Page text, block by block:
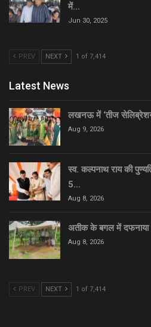
में…
Jun 30, 2025
PREV NEXT 1 of 7,414
Latest News
लखनऊ में ‘तीज
Aug 9, 2026
स्व. कल्पनाथ राय की
5…
Aug 8, 2026
अतीक के बगल में दफनाया
Aug 8, 2026
PREV NEXT 1 of 7,414